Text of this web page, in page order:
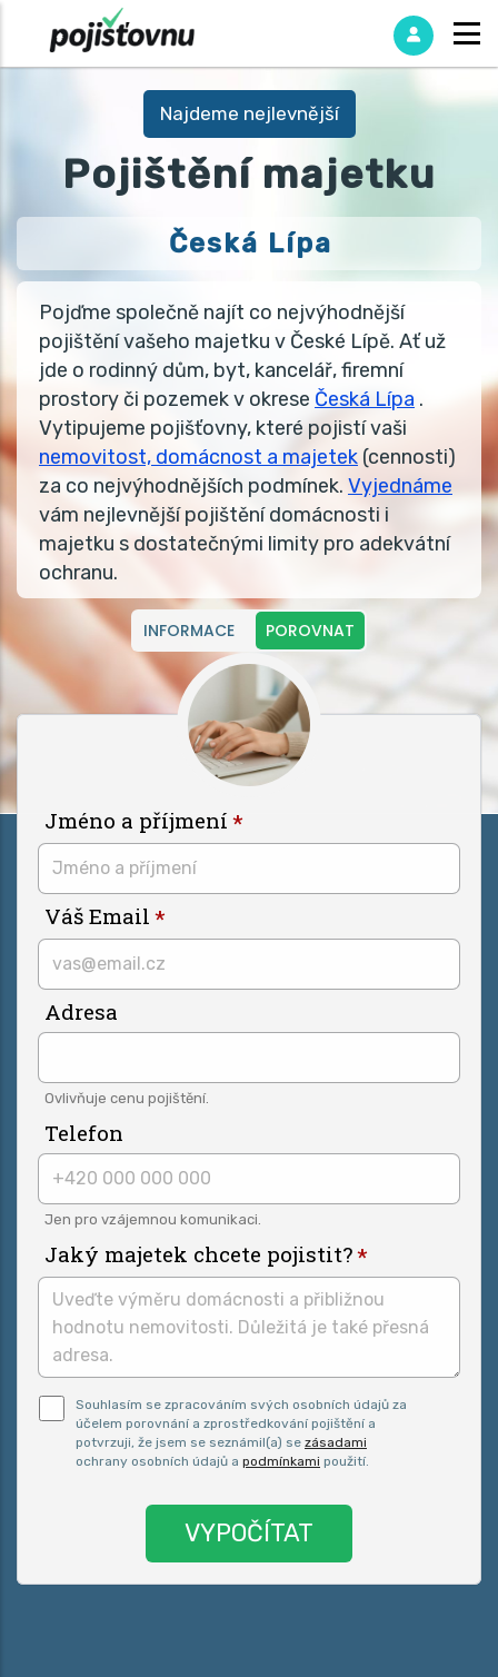
Najdeme nejlevnější
Pojištění majetku
Česká Lípa
Pojďme společně najít co nejvýhodnější
pojištění vašeho majetku v České Lípě. Ať už
jde o rodinný dům, byt, kancelář, firemní
prostory či pozemek v okrese Česká Lípa .
Vytipujeme pojišťovny, které pojistí vaši
nemovitost, domácnost a majetek (cennosti)
za co nejvýhodnějších podmínek. Vyjednáme
vám nejlevnější pojištění domácnosti i
majetku s dostatečnými limity pro adekvátní
ochranu.
INFORMACE POROVNAT
Jméno a příjmení
Váš Email
Adresa
Ovlivňuje cenu pojištění.
Telefon
Jen pro vzájemnou komunikaci.
Jaký majetek chcete pojistit?
Pro odeslání musite odsouhlasit naše podmínky.
Souhlasím se zpracováním svých osobních údajů za
účelem porovnání a zprostředkování pojištění a
potvrzuji, že jsem se seznámil(a) se zásadami
ochrany osobních údajů a podmínkami použití.